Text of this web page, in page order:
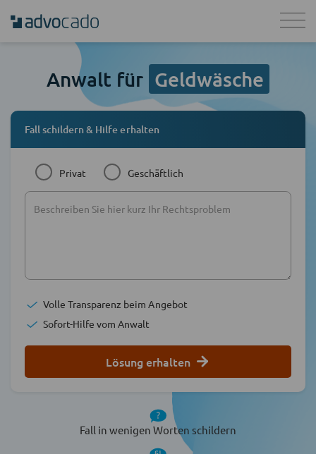
Anwalt für Geldwäsche
Fall schildern & Hilfe erhalten
Privat Geschäftlich
Volle Transparenz beim Angebot
Sofort-Hilfe vom Anwalt
Lösung erhalten
Fall in wenigen Worten schildern